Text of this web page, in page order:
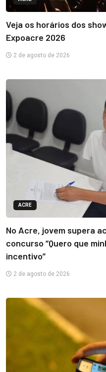
Veja os horários dos
Expoacre 2026
2 de agosto de 2026
ACRE
No Acre, jovem supera
concurso “Quero que
incentivo”
2 de agosto de 2026